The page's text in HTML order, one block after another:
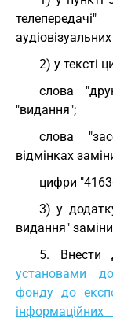
2) у тексті
слова
"видання";
слова
відмінках
цифри
3) у
видання"
5. Внести
установами
фонду до